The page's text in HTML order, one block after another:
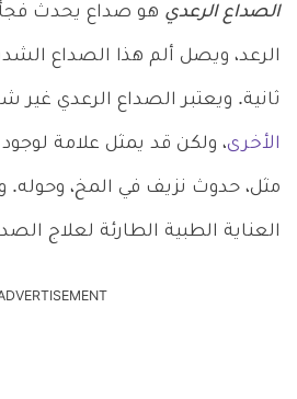
الصداع الرعدي هو صداع يحدث
ثانية. ويعتبر الصداع الرعدي غير
الأخرى، ولكن قد يمثل علامة
مثل، حدوث نزيف في المخ،
العناية الطبية الطارئة لعلاج